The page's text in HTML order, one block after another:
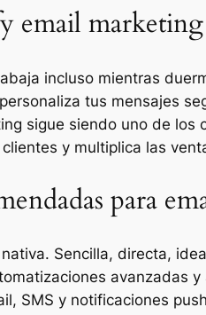
email marketing
incluso mientras
tus mensajes
sigue siendo uno de
y multiplica las
para
Sencilla, directa,
avanzadas
SMS y notificaciones